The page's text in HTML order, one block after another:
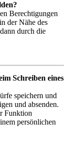
Berechtigungen
der Nähe des
durch die
Schreiben eines
speichern und
und absenden.
Funktion
persönlichen